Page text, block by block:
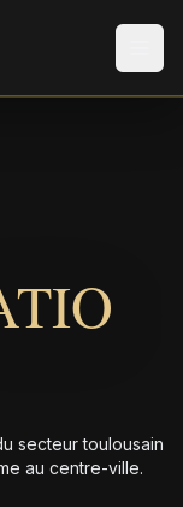
secteur toulousain
au centre-ville.